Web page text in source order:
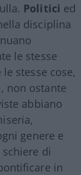
Politici ed
disciplina
le stesse
stesse cose,
non ostante
abbiano
genere e
di
in